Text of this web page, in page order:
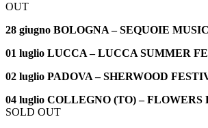
OUT
28 giugno BOLOGNA – SEQUOIE
01 luglio LUCCA – LUCCA SUMMER
02 luglio PADOVA –SHERWOOD
04 luglio COLLEGNO (TO) – FLOWERS
SOLD OUT